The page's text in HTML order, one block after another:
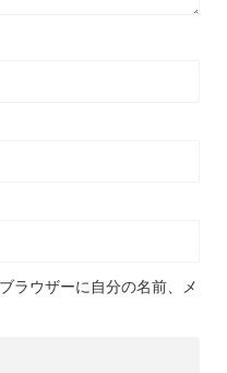
ラウザーに自分の名前、メ